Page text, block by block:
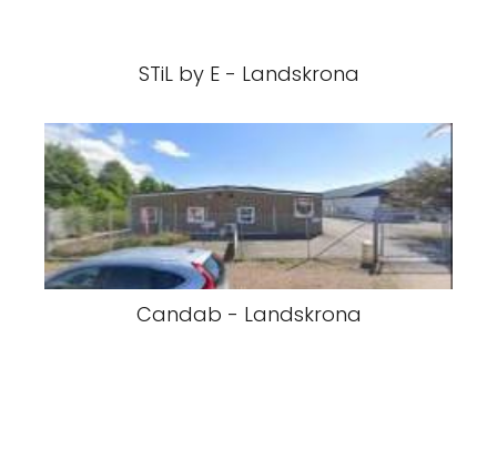
STiL by E - Landskrona
Candab - Landskrona